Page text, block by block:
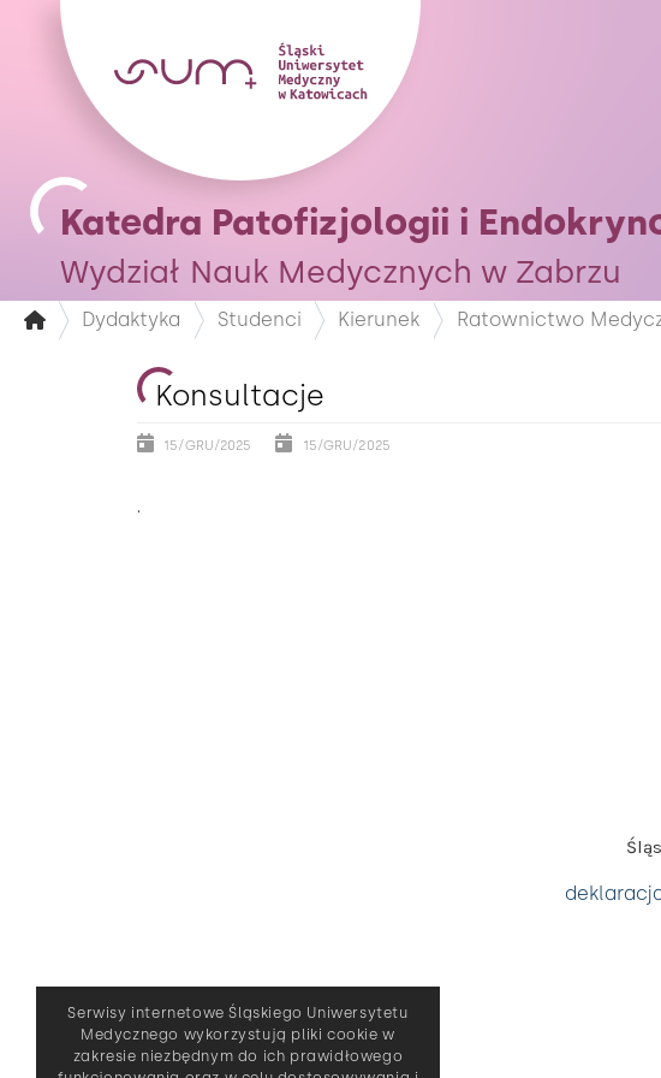
Katedra Patofizjologii i
Wydział Nauk Medycznych w Zabrzu
Dydaktyka Studenci Kierunek Ratownictwo
Konsultacje
15/GRU/2025 15/GRU/2025
.
Serwisy internetowe Śląskiego Uniwersytetu
Medycznego wykorzystują pliki cookie w
zakresie niezbędnym do ich prawidłowego